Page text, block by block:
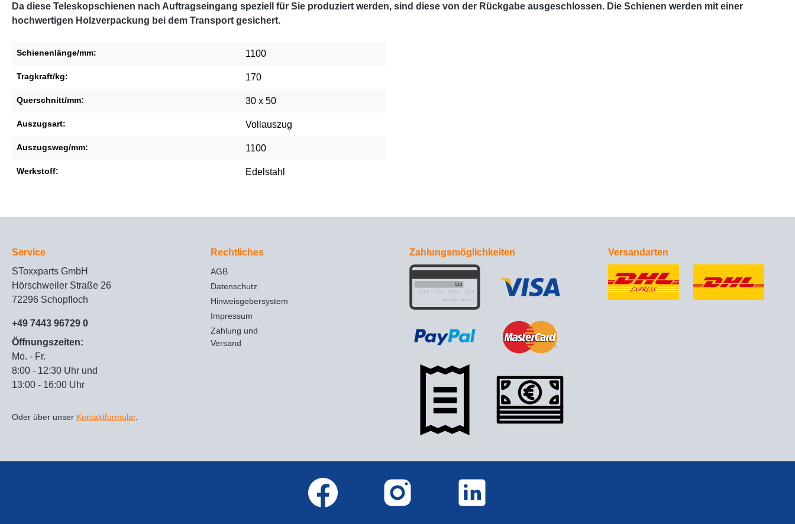
Da diese Teleskopschienen nach Auftragseingang speziell für Sie produziert werden, sind diese von der Rückgabe ausgeschlossen. Die Schienen werden mit einer
hochwertigen Holzverpackung bei dem Transport gesichert.
Schienenlänge/mm: 1100
Tragkraft/kg: 170
Querschnitt/mm: 30 x 50
Auszugsart: Vollauszug
Auszugsweg/mm: 1100
Werkstoff: Edelstahl
Service
SToxxparts GmbH
Hörschweiler Straße 26
72296 Schopfloch
+49 7443 96729 0
Öffnungszeiten:
Mo. - Fr.
8:00 - 12:30 Uhr und
13:00 - 16:00 Uhr
Oder über unser Kontaktformular.
Rechtliches
AGB
Datenschutz
Hinweisgebersystem
Impressum
Zahlung und
Versand
Zahlungsmöglichkeiten Versandarten